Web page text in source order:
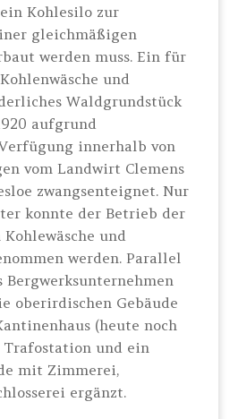
Kohlesilo zur
gleichmäßigen
werden muss. Ein für
und
Waldgrundstück
aufgrund
innerhalb von
vom Landwirt Clemens
zwangsenteignet. Nur
konnte der Betrieb der
und
werden. Parallel
Bergwerksunternehmen
oberirdischen Gebäude
(heute noch
Trafostation und ein
mit Zimmerei,
ergänzt.